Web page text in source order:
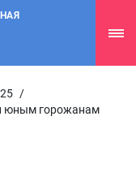
/
юным горожанам